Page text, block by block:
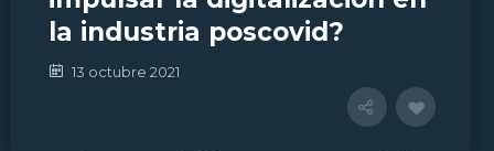
¿Qué es y cómo se mide la
madurez digital de una
empresa?
la industria poscovid?
13 octubre 2021
SOSTENIBILIDAD CON SOLUCIONES
COMPROMETIDAS
TECNOLOGÍA Y METODOLOGÍA PARA LA